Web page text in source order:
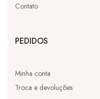
Contato
PEDIDOS
Minha conta
Troca e devoluções